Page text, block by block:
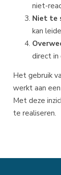
niet-
Niet te
kan
direct in
Het gebruik
werkt aan
Met deze
te realiseren.